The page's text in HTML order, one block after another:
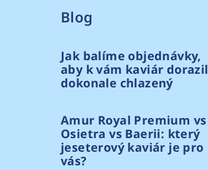
Blog
Jak balíme objednávky,
aby k vám kaviár dorazil
dokonale chlazený
Amur Royal Premium vs
Osietra vs Baerii: který
jeseterový kaviár je pro
vás?